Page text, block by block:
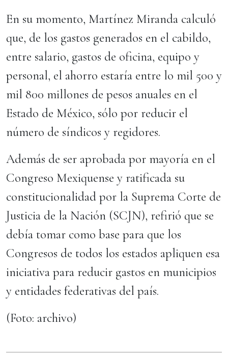
En su momento, Martínez Miranda calculó
que, de los gastos generados en el cabildo,
entre salario, gastos de oficina, equipo y
personal, el ahorro estaría entre lo mil 500 y
mil 800 millones de pesos anuales en el
Estado de México, sólo por reducir el
número de síndicos y regidores.
Además de ser aprobada por mayoría en el
Congreso Mexiquense y ratificada su
constitucionalidad por la Suprema Corte de
Justicia de la Nación (SCJN), refirió que se
debía tomar como base para que los
Congresos de todos los estados apliquen esa
iniciativa para reducir gastos en municipios
y entidades federativas del país.
(Foto: archivo)